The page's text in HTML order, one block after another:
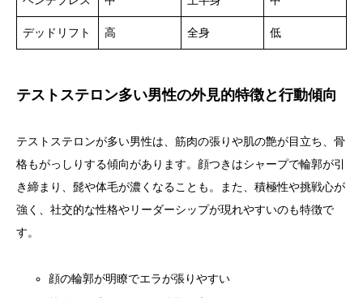
デッドリフト 高 全身 低
テストステロン多い男性の外見的特徴と行動傾向
テストステロンが多い男性は、筋肉の張りや肌の艶が目立ち、骨
格もがっしりする傾向があります。顔つきはシャープで輪郭が引
き締まり、髭や体毛が濃くなることも。また、積極性や挑戦心が
強く、社交的な性格やリーダーシップが現れやすいのも特徴で
す。
顔の輪郭が明瞭でエラが張りやすい